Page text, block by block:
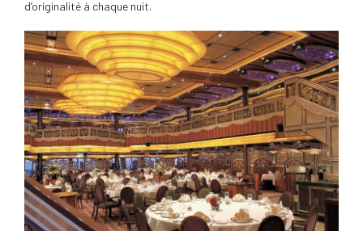
d’originalité à chaque nuit.